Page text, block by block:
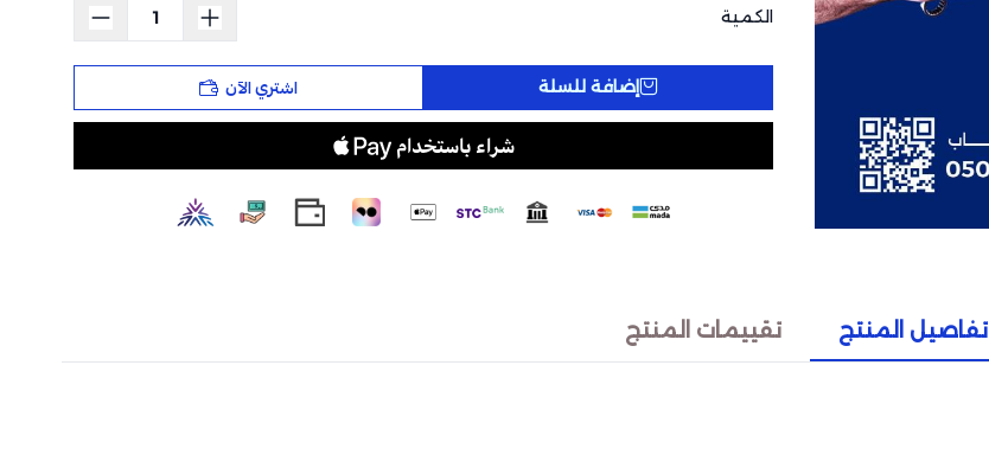
الكمية
إضافة للسلة اشتري الآن
تفاصيل المنتج تقييمات المنتج